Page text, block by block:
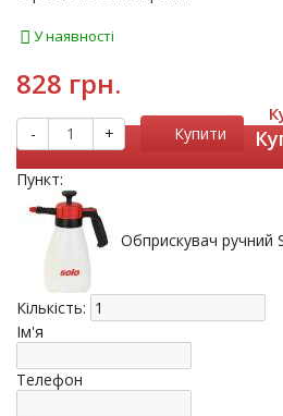
У наявності
828 грн.
- + Купити
Пункт:
Обприскувач ручний
Кількість:
Ім'я
Телефон